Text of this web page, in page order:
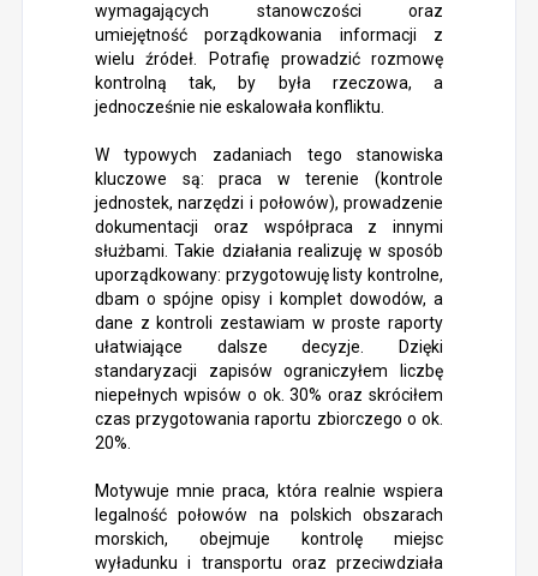
wymagających stanowczości oraz
umiejętność porządkowania informacji z
wielu źródeł. Potrafię prowadzić rozmowę
kontrolną tak, by była rzeczowa, a
jednocześnie nie eskalowała konfliktu.
W typowych zadaniach tego stanowiska
kluczowe są: praca w terenie (kontrole
jednostek, narzędzi i połowów), prowadzenie
dokumentacji oraz współpraca z innymi
służbami. Takie działania realizuję w sposób
uporządkowany: przygotowuję listy kontrolne,
dbam o spójne opisy i komplet dowodów, a
dane z kontroli zestawiam w proste raporty
ułatwiające dalsze decyzje. Dzięki
standaryzacji zapisów ograniczyłem liczbę
niepełnych wpisów o ok. 30% oraz skróciłem
czas przygotowania raportu zbiorczego o ok.
20%.
Motywuje mnie praca, która realnie wspiera
legalność połowów na polskich obszarach
morskich, obejmuje kontrolę miejsc
wyładunku i transportu oraz przeciwdziała